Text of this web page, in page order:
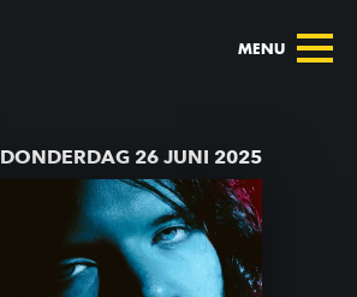
MENU
DONDERDAG 26 JUNI 2025